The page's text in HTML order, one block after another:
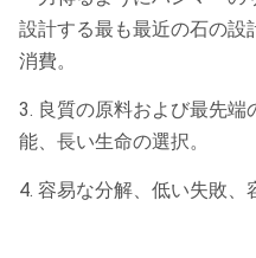
設計する最も最近の石の設
消費。
3. 良質の原料および最先
能、長い生命の選択。
4. 容易な分解、低い失敗、